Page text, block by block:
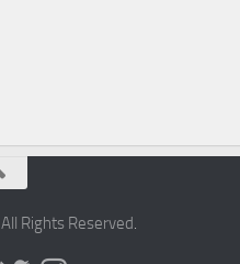
All Rights Reserved.